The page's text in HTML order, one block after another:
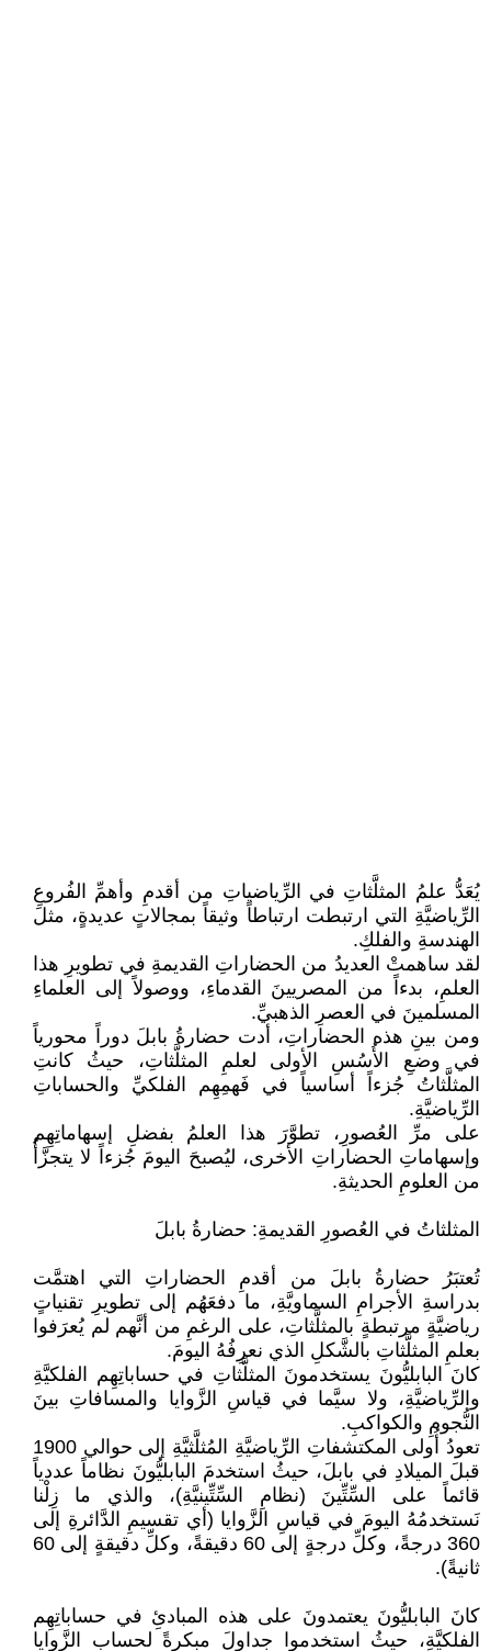
يُعَدُّ علمُ المثلَّثاتِ في الرِّياضياتِ من أقدمِ وأهمِّ الفُروعِ
الرِّياضيَّةِ التي ارتبطت ارتباطاً وثيقاً بمجالاتٍ عديدةٍ، مثلَ
الهندسةِ والفلكِ.
لقد ساهمتْ العديدُ من الحضاراتِ القديمةِ في تطويرِ هذا
العلمِ، بدءاً من المصريينَ القدماءِ، ووصولاً إلى العلماءِ
المسلمينَ في العصرِ الذهبيِّ.
ومن بينِ هذه الحضاراتِ، أدت حضارةُ بابلَ دوراً محورياً
في وضعِ الأُسُسِ الأولى لعلمِ المثلَّثاتِ، حيثُ كانتِ
المثلَّثاتُ جُزءاً أساسياً في فَهمِهِم الفلكيِّ والحساباتِ
الرِّياضيَّةِ.
على مرِّ العُصورِ، تطوَّرَ هذا العلمُ بفضلِ إسهاماتِهِم
وإسهاماتِ الحضاراتِ الأخرى، ليُصبحَ اليومَ جُزءاً لا يتجزَّأُ
من العلومِ الحديثةِ.
المثلثاتُ في العُصورِ القديمةِ: حضارةُ بابلَ
تُعتبَرُ حضارةُ بابلَ من أقدمِ الحضاراتِ التي اهتمَّت
بدراسةِ الأجرامِ السماويَّةِ، ما دفعَهُم إلى تطويرِ تقنياتٍ
رياضيَّةٍ مرتبطةٍ بالمثلَّثاتِ، على الرغمِ من أنَّهم لم يُعرَفوا
بعلمِ المثلَّثاتِ بالشَّكلِ الذي نعرِفُهُ اليومَ.
كانَ البابليُّونَ يستخدمونَ المثلَّثاتِ في حساباتِهِم الفلكيَّةِ
والرِّياضيَّةِ، ولا سيَّما في قياسِ الزَّوايا والمسافاتِ بينَ
النُّجومِ والكواكبِ.
تعودُ أُولى المكتشفاتِ الرِّياضيَّةِ المُثلَّثيَّةِ إلى حوالي 1900
قبلَ الميلادِ في بابلَ، حيثُ استخدمَ البابليُّونَ نظاماً عددياً
قائماً على السِّتِّينَ (نظامِ السِّتِّينيَّةِ)، والذي ما زِلْنا
نَستخدمُهُ اليومَ في قياسِ الزَّوايا (أي تقسيمِ الدَّائرةِ إلى
360 درجةً، وكلِّ درجةٍ إلى 60 دقيقةً، وكلِّ دقيقةٍ إلى 60
ثانيةً).
كانَ البابليُّونَ يعتمدونَ على هذه المبادئِ في حساباتِهِم
الفلكيَّةِ، حيثُ استخدموا جداولَ مبكرةً لحسابِ الزَّوايا